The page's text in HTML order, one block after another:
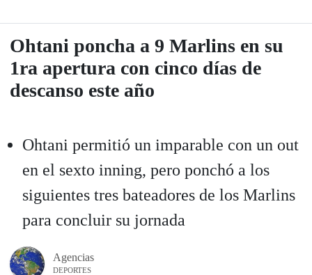
Ohtani poncha a 9 Marlins en su
1ra apertura con cinco días de
descanso este año
Ohtani permitió un imparable con un out
en el sexto inning, pero ponchó a los
siguientes tres bateadores de los Marlins
para concluir su jornada
Agencias
DEPORTES